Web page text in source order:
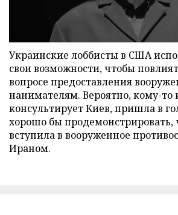
Украинские лоббисты в США
свои возможности, чтобы
вопросе предоставления
нанимателям. Вероятно, кому-то
консультирует Киев, пришла в
хорошо бы продемонстрировать,
вступила в вооруженное
Ираном.